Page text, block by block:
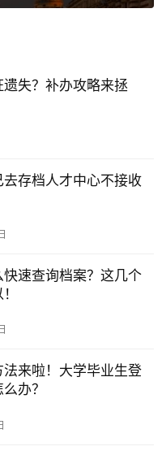
遗失？补办攻略来拯
存档人才中心不接收
速查询档案？这几个
来啦！大学毕业生登
办？